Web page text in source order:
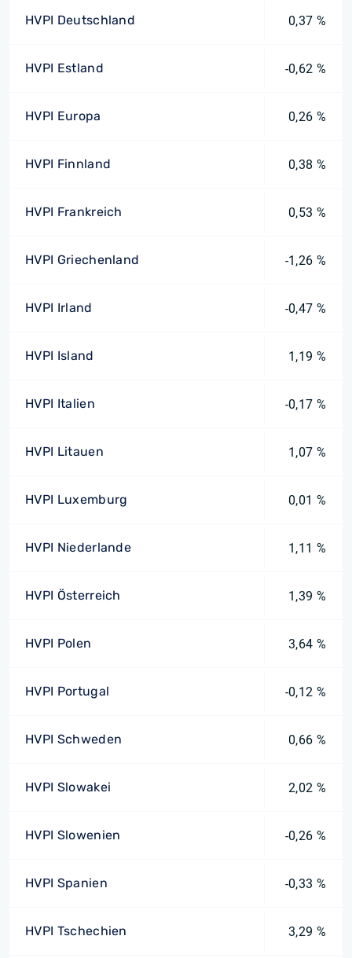
HVPI Deutschland 0,37 %
HVPI Estland -0,62 %
HVPI Europa 0,26 %
HVPI Finnland 0,38 %
HVPI Frankreich 0,53 %
HVPI Griechenland -1,26 %
HVPI Irland -0,47 %
HVPI Island 1,19 %
HVPI Italien -0,17 %
HVPI Litauen 1,07 %
HVPI Luxemburg 0,01 %
HVPI Niederlande 1,11 %
HVPI Österreich 1,39 %
HVPI Polen 3,64 %
HVPI Portugal -0,12 %
HVPI Schweden 0,66 %
HVPI Slowakei 2,02 %
HVPI Slowenien -0,26 %
HVPI Spanien -0,33 %
HVPI Tschechien 3,29 %